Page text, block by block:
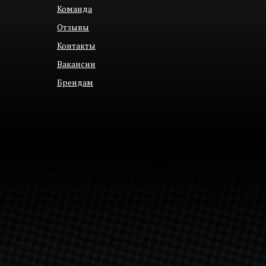
Команда
Отзывы
Контакты
Вакансии
Брендам